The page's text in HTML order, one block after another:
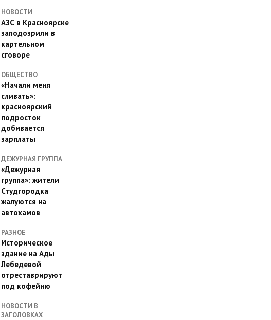
НОВОСТИ
АЗС в Красноярске
заподозрили в
картельном
сговоре
ОБЩЕСТВО
«Начали меня
сливать»:
красноярский
подросток
добивается
зарплаты
ДЕЖУРНАЯ ГРУППА
«Дежурная
группа»: жители
Студгородка
жалуются на
автохамов
РАЗНОЕ
Историческое
здание на Ады
Лебедевой
отреставрируют
под кофейню
НОВОСТИ В
ЗАГОЛОВКАХ